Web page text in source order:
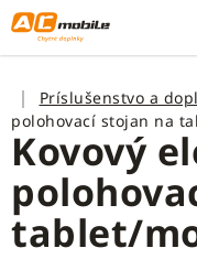
Prejsť
na
obsah
DomovPríslušenstvo a
polohovací stojan na
Kovový
tablet/